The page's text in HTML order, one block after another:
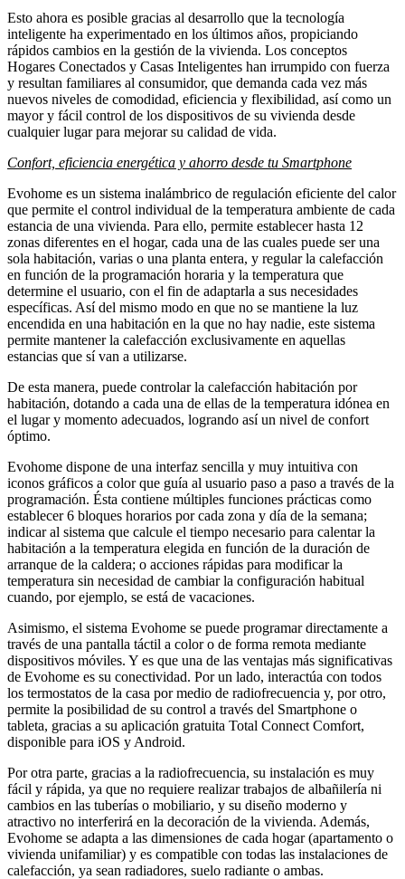
Esto ahora es posible gracias al desarrollo que la tecnología
inteligente ha experimentado en los últimos años, propiciando
rápidos cambios en la gestión de la vivienda. Los conceptos
Hogares Conectados y Casas Inteligentes han irrumpido con fuerza
y resultan familiares al consumidor, que demanda cada vez más
nuevos niveles de comodidad, eficiencia y flexibilidad, así como un
mayor y fácil control de los dispositivos de su vivienda desde
cualquier lugar para mejorar su calidad de vida.
Confort, eficiencia energética y ahorro desde tu Smartphone
Evohome es un sistema inalámbrico de regulación eficiente del calor
que permite el control individual de la temperatura ambiente de cada
estancia de una vivienda. Para ello, permite establecer hasta 12
zonas diferentes en el hogar, cada una de las cuales puede ser una
sola habitación, varias o una planta entera, y regular la calefacción
en función de la programación horaria y la temperatura que
determine el usuario, con el fin de adaptarla a sus necesidades
específicas. Así del mismo modo en que no se mantiene la luz
encendida en una habitación en la que no hay nadie, este sistema
permite mantener la calefacción exclusivamente en aquellas
estancias que sí van a utilizarse.
De esta manera, puede controlar la calefacción habitación por
habitación, dotando a cada una de ellas de la temperatura idónea en
el lugar y momento adecuados, logrando así un nivel de confort
óptimo.
Evohome dispone de una interfaz sencilla y muy intuitiva con
iconos gráficos a color que guía al usuario paso a paso a través de la
programación. Ésta contiene múltiples funciones prácticas como
establecer 6 bloques horarios por cada zona y día de la semana;
indicar al sistema que calcule el tiempo necesario para calentar la
habitación a la temperatura elegida en función de la duración de
arranque de la caldera; o acciones rápidas para modificar la
temperatura sin necesidad de cambiar la configuración habitual
cuando, por ejemplo, se está de vacaciones.
Asimismo, el sistema Evohome se puede programar directamente a
través de una pantalla táctil a color o de forma remota mediante
dispositivos móviles. Y es que una de las ventajas más significativas
de Evohome es su conectividad. Por un lado, interactúa con todos
los termostatos de la casa por medio de radiofrecuencia y, por otro,
permite la posibilidad de su control a través del Smartphone o
tableta, gracias a su aplicación gratuita Total Connect Comfort,
disponible para iOS y Android.
Por otra parte, gracias a la radiofrecuencia, su instalación es muy
fácil y rápida, ya que no requiere realizar trabajos de albañilería ni
cambios en las tuberías o mobiliario, y su diseño moderno y
atractivo no interferirá en la decoración de la vivienda. Además,
Evohome se adapta a las dimensiones de cada hogar (apartamento o
vivienda unifamiliar) y es compatible con todas las instalaciones de
calefacción, ya sean radiadores, suelo radiante o ambas.